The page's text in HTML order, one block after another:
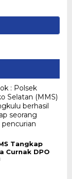
Tangkap
Curnak DPO